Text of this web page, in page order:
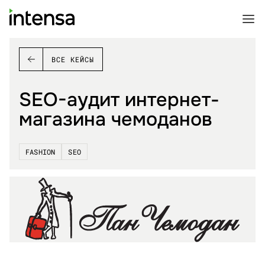
ВСЕ КЕЙСЫ
SEO-аудит интернет-
магазина чемоданов
FASHION SEO